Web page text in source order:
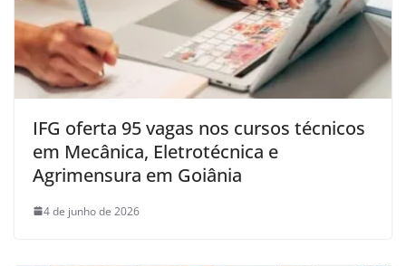
IFG oferta 95 vagas nos cursos técnicos
em Mecânica, Eletrotécnica e
Agrimensura em Goiânia
4 de junho de 2026